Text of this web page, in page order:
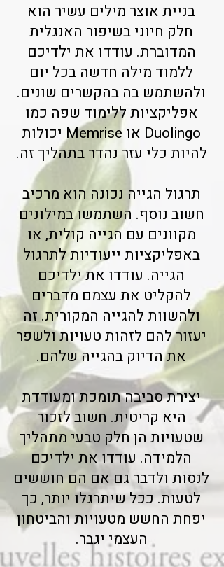
בניית אוצר מילים עשיר הוא
חלק חיוני בשיפור האנגלית
המדוברת. עודדו את ילדיכם
ללמוד מילה חדשה בכל יום
ולהשתמש בה בהקשרים שונים.
אפליקציות ללימוד שפה כמו
Duolingo או Memrise יכולות
להיות כלי עזר נהדר בתהליך זה.
תרגול הגייה נכונה הוא מרכיב
חשוב נוסף. השתמשו במילונים
מקוונים עם הגייה קולית, או
באפליקציות ייעודיות לתרגול
הגייה. עודדו את ילדיכם
להקליט את עצמם מדברים
ולהשוות להגייה המקורית. זה
יעזור להם לזהות טעויות ולשפר
את הדיוק בהגייה שלהם.
יצירת סביבה תומכת ומעודדת
היא קריטית. חשוב לזכור
שטעויות הן חלק טבעי מתהליך
הלמידה. עודדו את ילדיכם
לנסות ולדבר גם אם הם חוששים
לטעות. ככל שיתרגלו יותר, כך
יפחת החשש מטעויות והביטחון
העצמי יגבר.